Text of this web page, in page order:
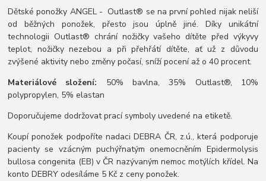
Dětské ponožky ANGEL - Outlast® se na první pohled nijak neliší
od běžných ponožek, přesto jsou úplně jiné. Díky unikátní
technologii Outlast® chrání nožičky vašeho dítěte před výkyvy
teplot, nožičky nezebou a při přehřátí dítěte, ať už z důvodu
zvýšené aktivity nebo změny počasí, sníží pocení až o 40 procent.
Materiálové složení: 50% bavlna, 35% Outlast®, 10%
polypropylen, 5% elastan
Doporučujeme dodržovat prací symboly uvedené na etiketě.
Koupí ponožek podpoříte nadaci DEBRA ČR, z.ú., která podporuje
pacienty se vzácným puchýřnatým onemocněním Epidermolysis
bullosa congenita (EB) v ČR nazývaným nemoc motýlích křídel. Na
konto DEBRY odesíláme 5 Kč z ceny ponožek.